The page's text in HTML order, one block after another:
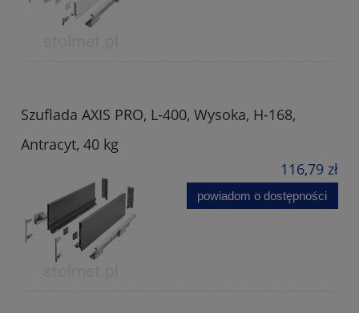
Szuflada AXIS PRO, L-400, Wysoka, H-168,
Antracyt, 40 kg
116,79 zł
powiadom o dostępności